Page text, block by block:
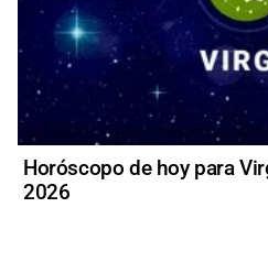
Horóscopo de hoy para
2026